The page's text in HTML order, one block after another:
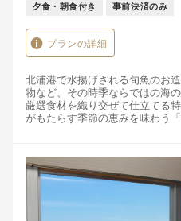
夕食・朝食付き 事前決済のみ
プランの詳細
北浦港で水揚げされる旬魚のお
物など、その時季ならではの海
厳選食材を織り交ぜて仕立てる
がもたらす季節の恵みを味わう
※本プランでは、ご夕食のお席
愉しみいただけます。
【ご用意しておりますお飲み物】